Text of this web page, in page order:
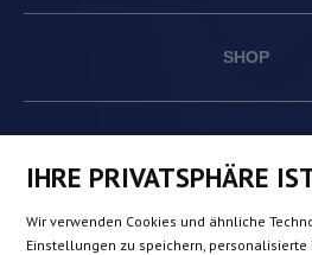
SHOP
IHRE PRIVATSPHÄRE
Wir verwenden Cookies und ähnliche
Einstellungen zu speichern, personalisierte